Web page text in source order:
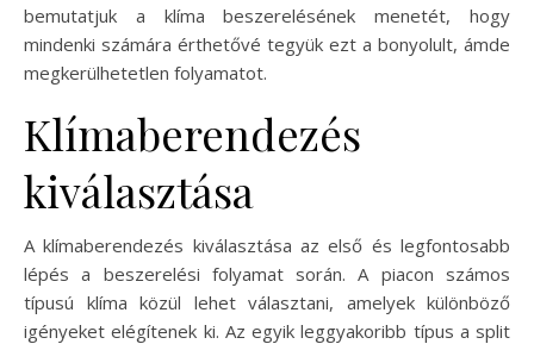
bemutatjuk a klíma beszerelésének menetét, hogy
mindenki számára érthetővé tegyük ezt a bonyolult, ámde
megkerülhetetlen folyamatot.
Klímaberendezés
kiválasztása
A klímaberendezés kiválasztása az első és legfontosabb
lépés a beszerelési folyamat során. A piacon számos
típusú klíma közül lehet választani, amelyek különböző
igényeket elégítenek ki. Az egyik leggyakoribb típus a split